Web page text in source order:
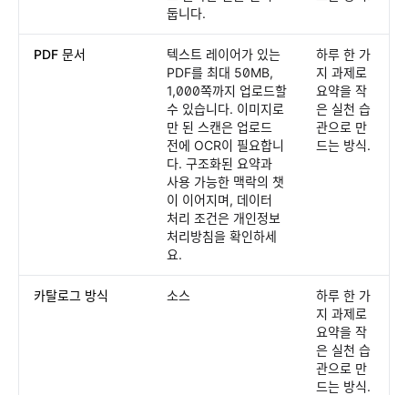
둡니다.
PDF 문서
텍스트 레이어가 있는
PDF를 최대 50MB,
1,000쪽까지 업로드할
수 있습니다. 이미지로
만 된 스캔은 업로드
전에 OCR이 필요합니
다. 구조화된 요약과
사용 가능한 맥락의 챗
이 이어지며, 데이터
처리 조건은 개인정보
처리방침을 확인하세
요.
하루 한 가
지 과제로
요약을 작
은 실천 습
관으로 만
드는 방식.
카탈로그 방식 소스
하루 한 가
지 과제로
요약을 작
은 실천 습
관으로 만
드는 방식.